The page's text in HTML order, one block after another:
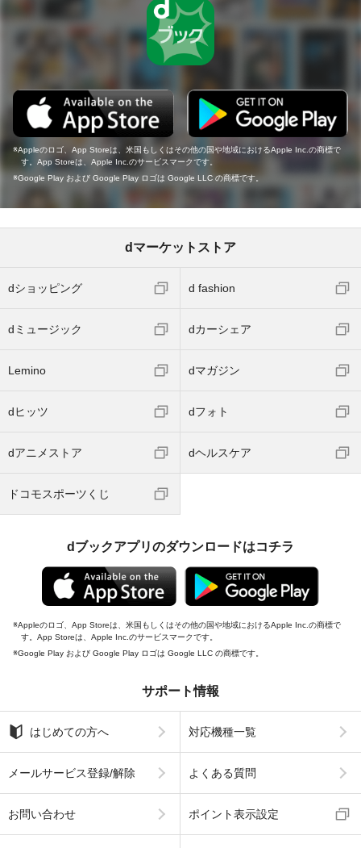
Appleのロゴ、App Storeは、米国もしくはその他の国や地域におけるApple Inc.の商標で
す。App Storeは、Apple Inc.のサービスマークです。
Google Play および Google Play ロゴは Google LLC の商標です。
dマーケットストア
dショッピング d fashion
dミュージック dカーシェア
Lemino dマガジン
dヒッツ dフォト
dアニメストア dヘルスケア
ドコモスポーツくじ
dブックアプリのダウンロードはコチラ
Appleのロゴ、App Storeは、米国もしくはその他の国や地域におけるApple Inc.の商標で
す。App Storeは、Apple Inc.のサービスマークです。
Google Play および Google Play ロゴは Google LLC の商標です。
サポート情報
はじめての方へ 対応機種一覧
メールサービス登録/解除 よくある質問
お問い合わせ ポイント表示設定